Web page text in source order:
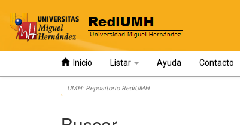
Inicio Listar Ayuda Contacto
UMH: Repositorio RediUMH